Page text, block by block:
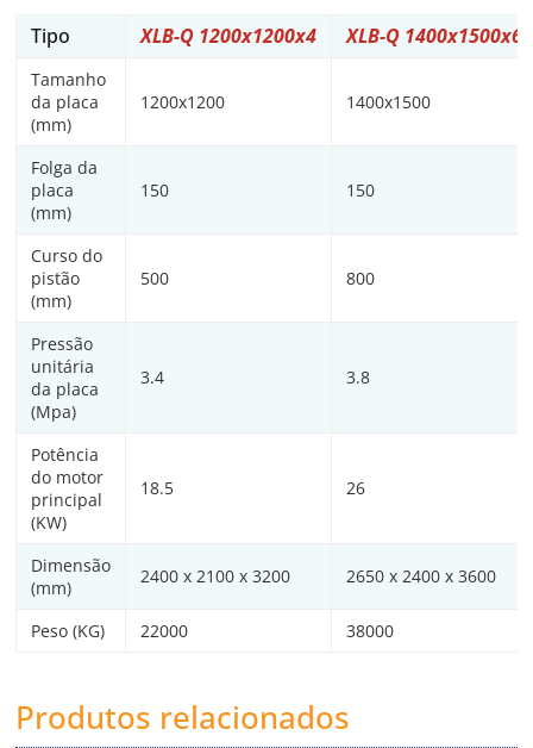
Tipo XLB-Q 1200x1200x4 XLB-Q 1400x1500x6
Tamanho
da placa
(mm)
1200x1200 1400x1500
Folga da
placa
(mm)
150 150
Curso do
pistão
(mm)
500 800
Pressão
unitária
da placa
(Mpa)
3.4 3.8
Potência
do motor
principal
(KW)
18.5 26
Dimensão
(mm)
2400 x 2100 x 3200 2650 x 2400 x 3600
Peso (KG) 22000 38000
Produtos relacionados